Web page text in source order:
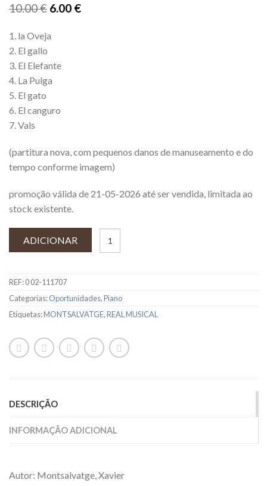
10.00€ 6.00 €
1. la Oveja
2. El gallo
3. El Elefante
4. La Pulga
5. El gato
6. El canguro
7. Vals
(partitura nova, com pequenos danos de manuseamento e do
tempo conforme imagem)
promoção válida de 21-05-2026 até ser vendida, limitada ao
stock existente.
ADICIONAR
REF:0 02-111707
Categorias:Oportunidades,Piano
Etiquetas:MONTSALVATGE,REAL MUSICAL
DESCRIÇÃO
INFORMAÇÃO ADICIONAL
Autor: Montsalvatge, Xavier